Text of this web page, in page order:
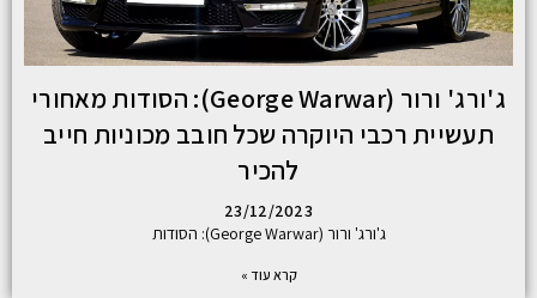
ג'ורג' ורור (George Warwar): הסודות מאחורי
תעשיית רכבי היוקרה שכל חובב מכוניות חייב
להכיר
23/12/2023
ג'ורג' ורור (George Warwar): הסודות
קרא עוד »